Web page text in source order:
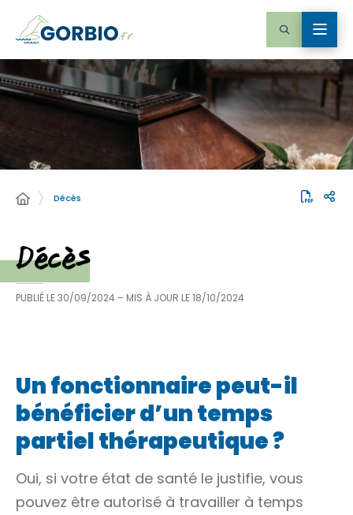
Décès
Décès
PUBLIÉ LE30/09/2024 – MIS À JOUR LE18/10/2024
Un fonctionnaire peut-il
bénéficier d’un temps
partiel thérapeutique ?
Oui, si votre état de santé le justifie, vous
pouvez être autorisé à travailler à temps